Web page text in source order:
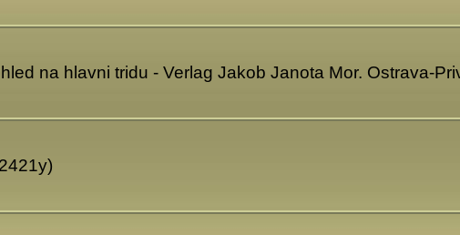
na hlavni tridu - Verlag Jakob Janota Mor. Ostrava-